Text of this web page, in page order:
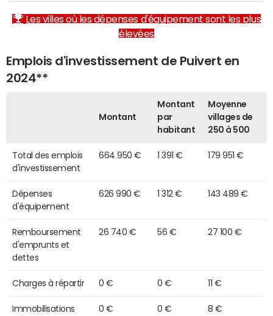
Les villes où les dépenses d'équipement sont les plus
élevées
Emplois d'investissement de Puivert en
2024**
Montant
Montant
par
habitant
Moyenne
villages de
250 à 500
Total des emplois
d'investissement
664 950 € 1 391 € 179 951 €
Dépenses
d'équipement
626 990 € 1 312 € 143 489 €
Remboursement
d'emprunts et
dettes
26 740 € 56 € 27 100 €
Charges à répartir 0 € 0 € 11 €
Immobilisations
0 € 0 € 8 €